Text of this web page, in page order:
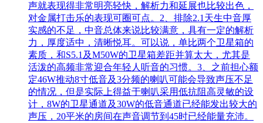
声就表现得非常明亮轻快，解析力和延展也比较出色，
对金属打击乐的表现可圈可点。2、排除2.1天生中音厚
实感的不足，中音总体来说比较满意，具有一定的解析
力，厚度适中，清晰悦耳。可以说，单比两个卫星箱的
素质，和S5.1及M50W的卫星箱差距并算太大，尤其是
活泼的高频非常迎合年轻人听音的习惯。3、之前担心额
定46W推动8寸低音及3分频的喇叭可能会导致声压不足
的情况，但是实际上得益于喇叭采用低抗阻高灵敏的设
计，8W的卫星通道及30W的低音通道已经能发出较大的
声压，20平米的房间在声音调节到45时已经能量充沛。